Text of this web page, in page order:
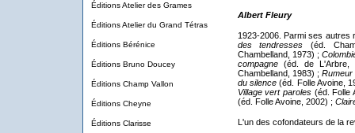
Éditions Atelier des Grames
Éditions Atelier du Grand Tétras
Éditions Bérénice
Éditions Bruno Doucey
Éditions Champ Vallon
Éditions Cheyne
Éditions Clarisse
Albert Fleury
1923-2006. Parmi ses autres
des tendresses (éd.
Chambelland, 1973) ;
compagne(éd. de L'Arbre,
Chambelland, 1983) ;
du silence(éd. Folle Avoine,
Village vert paroles(éd. Folle
(éd. Folle Avoine, 2002) ;
L'un des cofondateurs de la